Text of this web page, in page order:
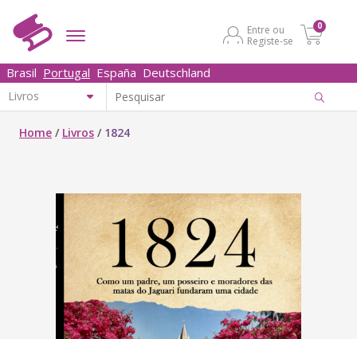
Entre ou
Registe-se
0
Brasil Portugal España Deutschland
Home / Livros / 1824